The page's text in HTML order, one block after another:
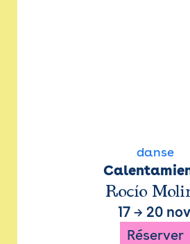
danse
Rocío
17→ 20
Réserver